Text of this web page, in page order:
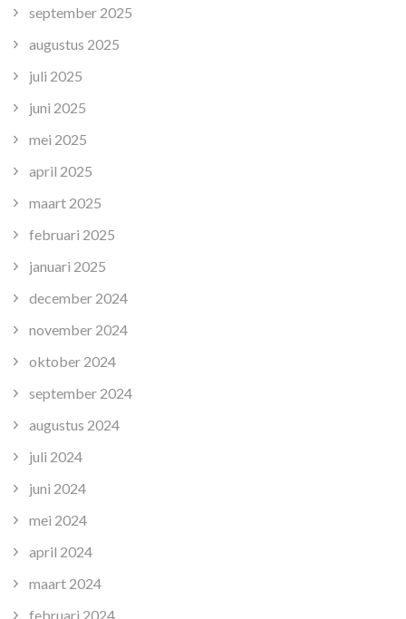
september 2025
augustus 2025
juli 2025
juni 2025
mei 2025
april 2025
maart 2025
februari 2025
januari 2025
december 2024
november 2024
oktober 2024
september 2024
augustus 2024
juli 2024
juni 2024
mei 2024
april 2024
maart 2024
februari 2024